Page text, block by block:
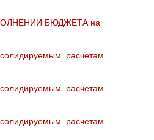
БЮДЖЕТА на
расчетам
расчетам
расчетам